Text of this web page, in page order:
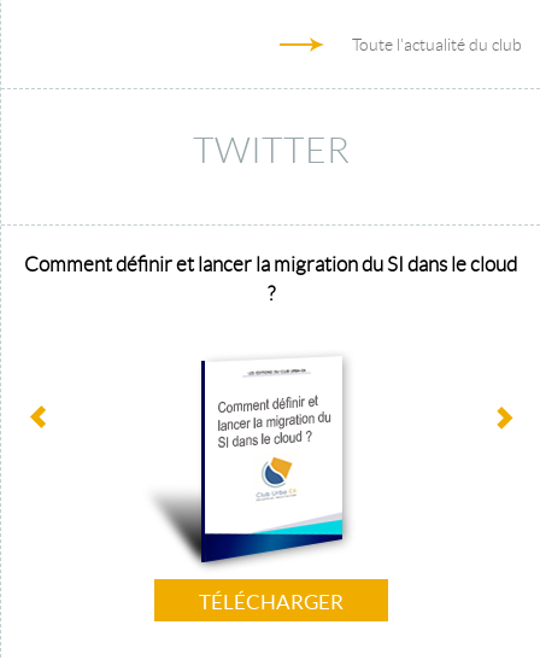
Toute l'actualité du club
TWITTER
Comment définir et lancer la migration du SI dans le cloud
?
TÉLÉCHARGER